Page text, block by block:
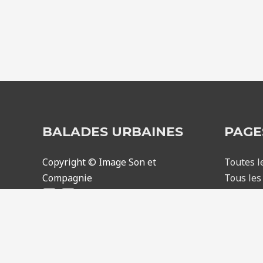
BALADES URBAINES
Copyright © Image Son et
Compagnie
Toutes
Tous
Mes